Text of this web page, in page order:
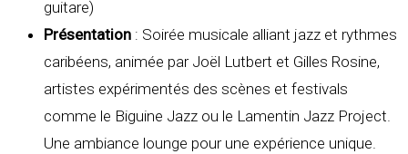
guitare)
Présentation : Soirée musicale alliant jazz et rythmes
caribéens, animée par Joël Lutbert et Gilles Rosine,
artistes expérimentés des scènes et festivals
comme le Biguine Jazz ou le Lamentin Jazz Project.
Une ambiance lounge pour une expérience unique.